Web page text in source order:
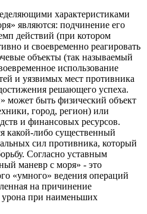
характеристиками
являются: подчинение его
действий (при котором
и своевременно реагировать
объекты (так называемый
использование
и уязвимых мест противника
решающего успеха.
может быть физический объект
город, регион) или
и финансовых ресурсов.
какой-либо существенный
сил противника, который
Согласно уставным
маневр с моря» - это
«умного» ведения операций
на причинение
при наименьших